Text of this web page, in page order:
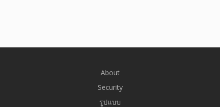
About
Security
รูปแบบ